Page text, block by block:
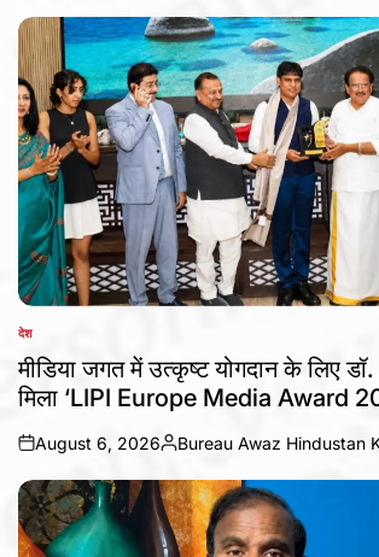
by
POSTED
IN
देश
मीडिया जगत में उत्कृष्ट योगदान के लिए
मिला ‘LIPI Europe Media Award
on
August 6, 2026
Posted
by
Bureau Awaz Hindustan